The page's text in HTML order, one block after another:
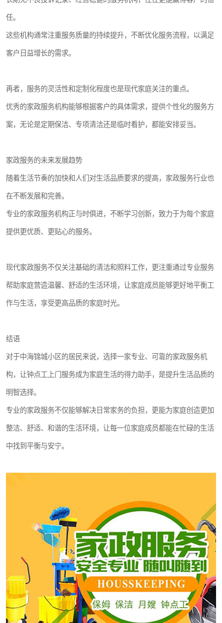
任。
这些机构通常注重服务质量的持续提升，不断优化服务流程，以满足
客户日益增长的需求。
再者，服务的灵活性和定制化程度也是现代家庭关注的重点。
优秀的家政服务机构能够根据客户的具体需求，提供个性化的服务方
案，无论是定期保洁、专项清洁还是临时看护，都能安排妥当。
家政服务的未来发展趋势
随着生活节奏的加快和人们对生活品质要求的提高，家政服务行业也
在不断发展和完善。
专业的家政服务机构正与时俱进，不断学习创新，致力于为每个家庭
提供更优质、更贴心的服务。
现代家政服务不仅关注基础的清洁和照料工作，更注重通过专业服务
帮助家庭营造温馨、舒适的生活环境，让家庭成员能够更好地平衡工
作与生活，享受更高品质的家庭时光。
结语
对于中海锦城小区的居民来说，选择一家专业、可靠的家政服务机
构，让钟点工上门服务成为家庭生活的得力助手，是提升生活品质的
明智选择。
专业的家政服务不仅能够解决日常家务的负担，更能为家庭创造更加
整洁、舒适、和谐的生活环境，让每一位家庭成员都能在忙碌的生活
中找到平衡与安宁。